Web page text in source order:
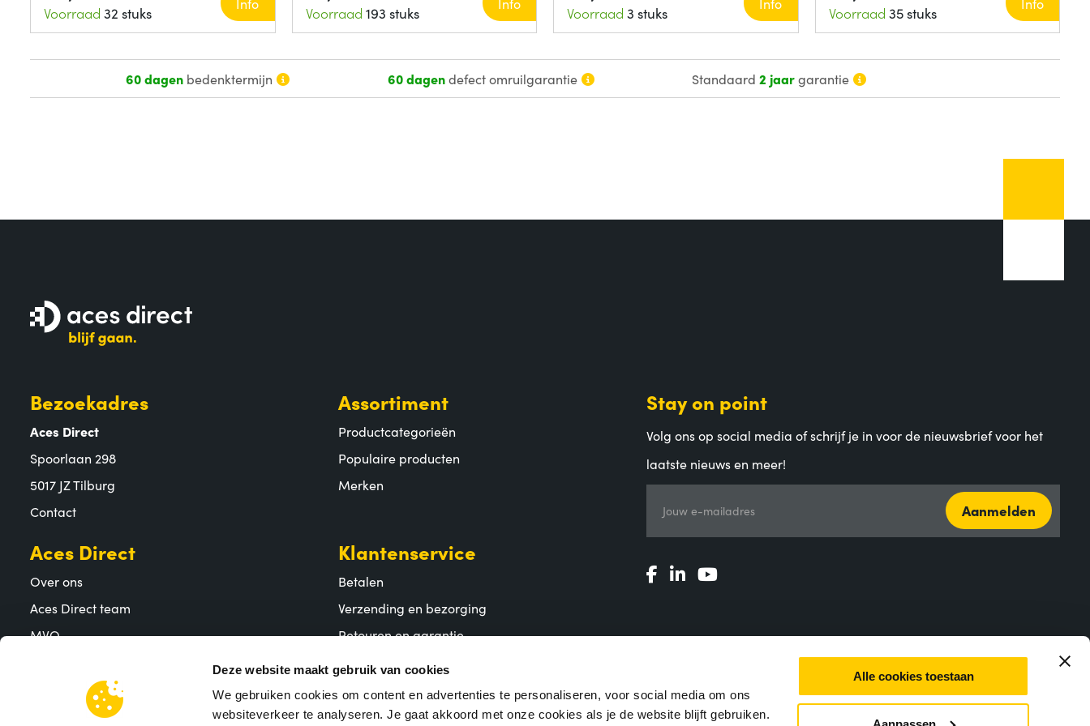
Deze website maakt gebruik van cookies
We gebruiken cookies om content en advertenties te personaliseren, voor social media om ons
websiteverkeer te analyseren. Je gaat akkoord met onze cookies als je de website blijft gebruiken.
Alle cookies toestaan
Voorraad 32 stuks
Voorraad 193 stuks
Voorraad 3 stuks
Voorraad 35 stuks
60 dagenbedenktermijn 60 dagendefect omruilgarantie Standaard2 jaargarantie
Bezoekadres
Aces Direct
Spoorlaan 298
5017 JZ Tilburg
Contact
Assortiment
Productcategorieën
Populaire producten
Merken
Aces Direct
Over ons
Aces Direct team
MVO
Klantenservice
Betalen
Verzending en bezorging
Retouren en garantie
Veelgestelde vragen
Stay on point
Volg ons op social media of schrijf je in voor de nieuwsbrief voor het
laatste nieuws en meer!
Jouw e-mailadres Aanmelden